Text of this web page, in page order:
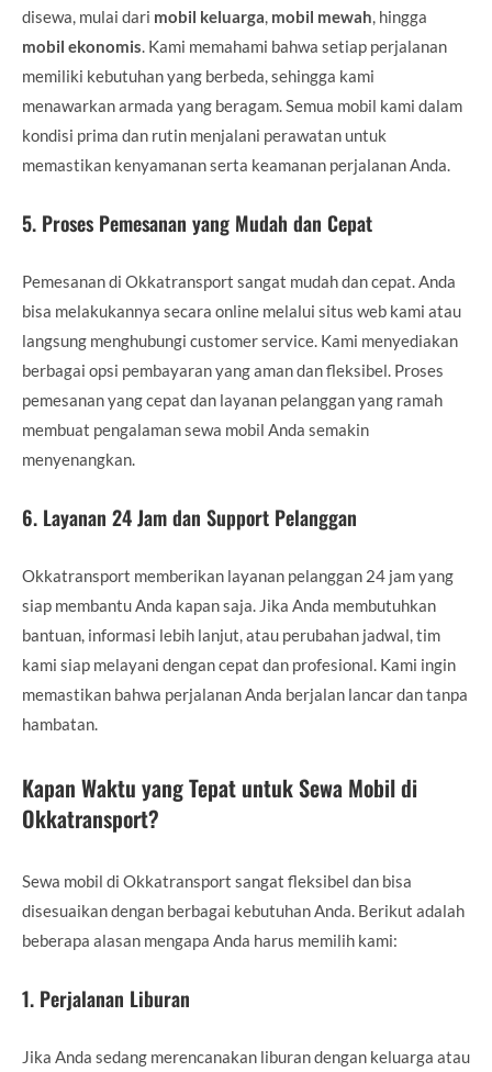
disewa, mulai dari mobil keluarga mobil mewah , hingga
mobil ekonomis . Kami memahami bahwa setiap perjalanan
memiliki kebutuhan yang berbeda, sehingga kami
menawarkan armada yang beragam. Semua mobil kami dalam
kondisi prima dan rutin menjalani perawatan untuk
memastikan kenyamanan serta keamanan perjalanan Anda.
5. Proses Pemesanan yang Mudah dan Cepat
Pemesanan di Okkatransport sangat mudah dan cepat. Anda
bisa melakukannya secara online melalui situs web kami atau
langsung menghubungi customer service. Kami menyediakan
berbagai opsi pembayaran yang aman dan fleksibel. Proses
pemesanan yang cepat dan layanan pelanggan yang ramah
membuat pengalaman sewa mobil Anda semakin
menyenangkan.
6. Layanan 24 Jam dan Support Pelanggan
Okkatransport memberikan layanan pelanggan 24 jam yang
siap membantu Anda kapan saja. Jika Anda membutuhkan
bantuan, informasi lebih lanjut, atau perubahan jadwal, tim
kami siap melayani dengan cepat dan profesional. Kami ingin
memastikan bahwa perjalanan Anda berjalan lancar dan tanpa
hambatan.
Kapan Waktu yang Tepat untuk Sewa Mobil di
Okkatransport?
Sewa mobil di Okkatransport sangat fleksibel dan bisa
disesuaikan dengan berbagai kebutuhan Anda. Berikut adalah
beberapa alasan mengapa Anda harus memilih kami:
1. Perjalanan Liburan
Jika Anda sedang merencanakan liburan dengan keluarga atau